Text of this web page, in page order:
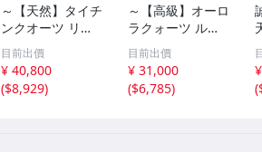
～【天然】タイチ
ンクオーツ リン
グ s925 3.9g
目前出價
¥ 40,800
($8,929)
～【高級】オーロ
ラクォーツ ルー
ス 3.9g
目前出價
¥ 31,000
($6,785)
(